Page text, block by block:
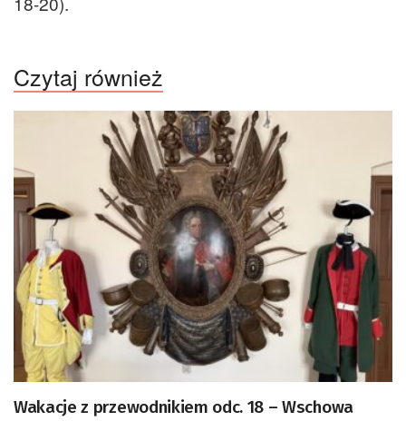
Czytaj również
Wakacje z przewodnikiem odc. 18 – Wschowa